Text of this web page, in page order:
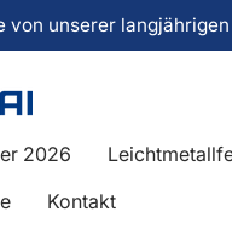
von unserer
2026
Kontakt